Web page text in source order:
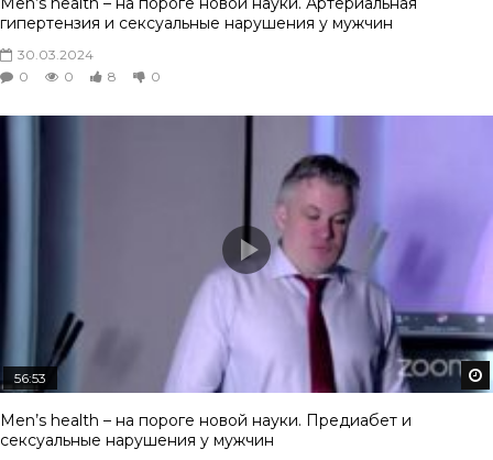
гипертензия и сексуальные нарушения у мужчин
30.03.2024
0
0 8 0
56:53
Men’s health – на пороге новой науки. Предиабет и
сексуальные нарушения у мужчин